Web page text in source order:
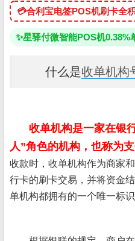
💳合利宝电签POS机刷卡全
✨星驿付微智能POS机0.38%
什么是收单机构
收单机构是一家在银
人”角色的机构，也称为
收款时，收单机构作为商家
行卡的刷卡交易，并将资金
单机构都拥有的一个唯一标